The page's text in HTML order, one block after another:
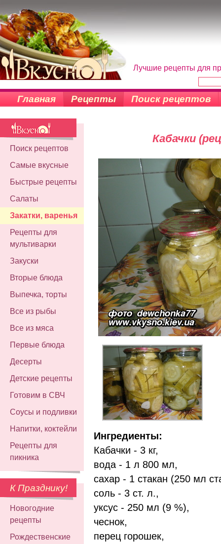
Лучшие рецепты для
Главная Рецепты Поиск рецептов
Поиск рецептов
Самые вкусные
Быстрые рецепты
Салаты
Закатки, варенья
Рецепты для
мультиварки
Закуски
Вторые блюда
Выпечка, торты
Все из рыбы
Все из мяса
Первые блюда
Десерты
Детские рецепты
Готовим в СВЧ
Соусы и подливки
Напитки, коктейли
Рецепты для
пикника
К Празднику!
Новогодние
рецепты
Рождественские
Кабачки
Ингредиенты:
Кабачки - 3 кг,
вода - 1 л 800 мл,
сахар - 1 стакан (250 мл
соль - 3 ст. л.,
уксус - 250 мл (9 %),
чеснок,
перец горошек,